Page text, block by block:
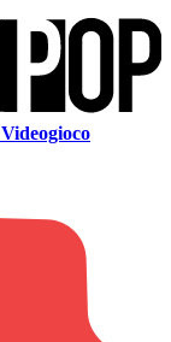
Videogioco